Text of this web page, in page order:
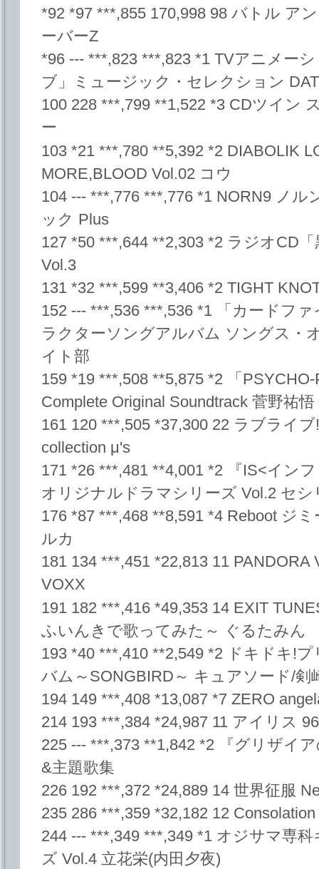
*92 *97 ***,855 170,998 98 バトル ア
ーバーZ
*96 --- ***,823 ***,823 *1 TVアニメー
ブ」ミュージック・セレクション
100 228 ***,799 **1,522 *3 CDツイン
ー
103 *21 ***,780 **5,392 *2 DIABOLIK
MORE,BLOOD Vol.02 コウ
104 --- ***,776 ***,776 *1 NORN9 ノ
ック Plus
127 *50 ***,644 **2,303 *2 ラジオCD
Vol.3
131 *32 ***,599 **3,406 *2 TIGHT
152 --- ***,536 ***,536 *1 「カードフ
ラクターソングアルバム ソングス・
イト部
159 *19 ***,508 **5,875 *2 「
Complete Original Soundtrack 菅野祐悟
161 120 ***,505 *37,300 22 ラブライ
collection μ's
171 *26 ***,481 **4,001 *2 『IS<イン
オリジナルドラマシリーズ Vol.2 セ
176 *87 ***,468 **8,591 *4 Reboot ジ
ルカ
181 134 ***,451 *22,813 11 PANDORA
VOXX
191 182 ***,416 *49,353 14 EXIT
ふいんきで歌ってみた～ ぐるたみん
193 *40 ***,410 **2,549 *2 ドキドキ!
バム～SONGBIRD～ キュアソード/剣
194 149 ***,408 *13,087 *7 ZERO
214 193 ***,384 *24,987 11 アイリス
225 --- ***,373 **1,842 *2 『グリザイ
&主題歌集
226 192 ***,372 *24,889 14 世界征服
235 286 ***,359 *32,182 12
244 --- ***,349 ***,349 *1 オジサマ専
ズ Vol.4 立花栄(内田夕夜)